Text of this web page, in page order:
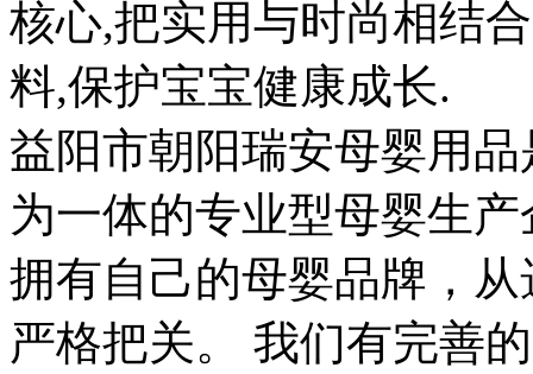
核心,把实用与时尚相结
料,保护宝宝健康成长.
益阳市朝阳瑞安母婴用
为一体的专业型母婴生
拥有自己的母婴品牌，
严格把关。 我们有完善